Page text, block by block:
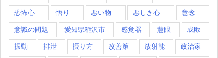
恐怖心 悟り 悪い物 悪しき心 意念
意識の問題 愛知県稲沢市 感覚器 慧眼 成敗
振動 排泄 摂り方 改善策 放射能 政治家